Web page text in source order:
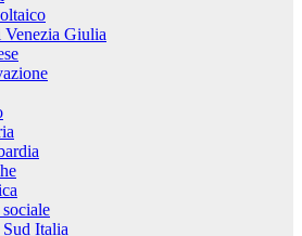
Giulia
Italia